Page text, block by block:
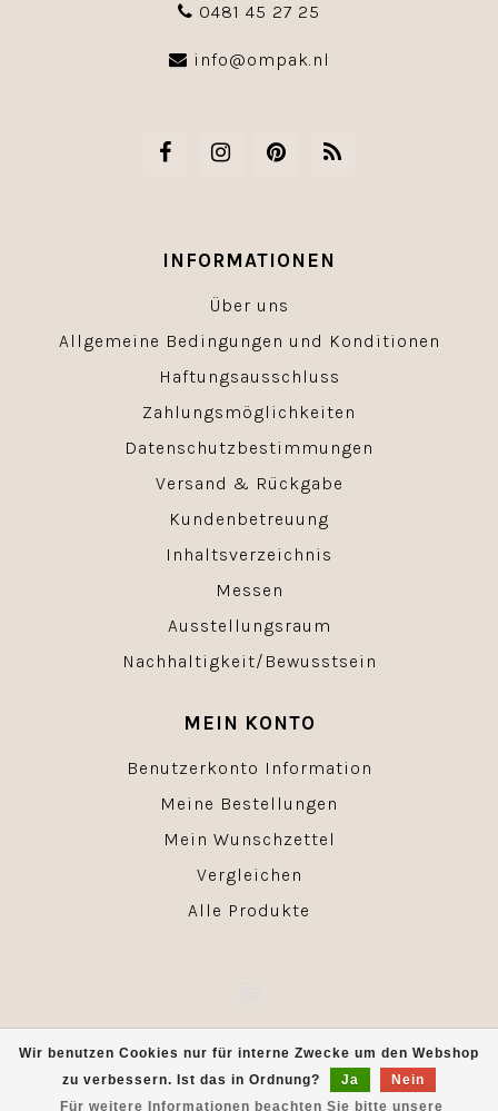
Wir benutzen Cookies nur für interne Zwecke um den Webshop
zu verbessern. Ist das in Ordnung?
Ja
Nein
Für weitere Informationen beachten Sie bitte unsere
0481 45 27 25
info@ompak.nl
INFORMATIONEN
Über uns
Allgemeine Bedingungen und Konditionen
Haftungsausschluss
Zahlungsmöglichkeiten
Datenschutzbestimmungen
Versand & Rückgabe
Kundenbetreuung
Inhaltsverzeichnis
Messen
Ausstellungsraum
Nachhaltigkeit/Bewusstsein
MEIN KONTO
Benutzerkonto Information
Meine Bestellungen
Mein Wunschzettel
Vergleichen
Alle Produkte
© Copyright 2026 - Powered byLightspeed- Theme by
Dyvelopment